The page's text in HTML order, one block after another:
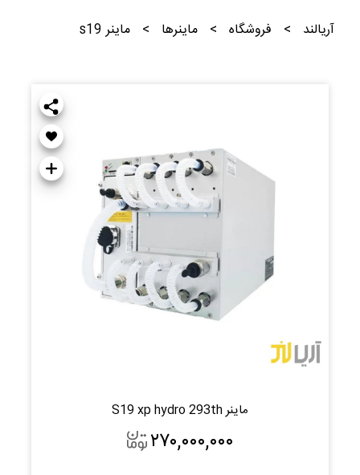
آریالند > فروشگاه > ماینرها > ماینر s19
ماینر S19 xp hydro 293th
۲۷۰,۰۰۰,۰۰۰